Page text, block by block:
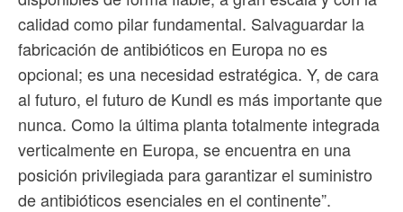
calidad como pilar fundamental. Salvaguardar la
fabricación de antibióticos en Europa no es
opcional; es una necesidad estratégica. Y, de cara
al futuro, el futuro de Kundl es más importante que
nunca. Como la última planta totalmente integrada
verticalmente en Europa, se encuentra en una
posición privilegiada para garantizar el suministro
de antibióticos esenciales en el continente”.